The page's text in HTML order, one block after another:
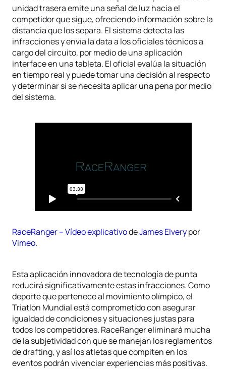
unidad trasera emite una señal de luz hacia el
competidor que sigue, ofreciendo información sobre la
distancia que los separa. El sistema detecta las
infracciones y envía la data a los oficiales técnicos a
cargo del circuito, por medio de una aplicación
interface en una tableta. El oficial evalúa la situación
en tiempo real y puede tomar una decisión al respecto
y determinar si se necesita aplicar una pena por medio
del sistema.
RaceRanger – Vídeo explicativodeJames Elverypor
Vimeo.
Esta aplicación innovadora de tecnología de punta
reducirá significativamente estas infracciones. Como
deporte que pertenece al movimiento olímpico, el
Triatlón Mundial está comprometido con asegurar
igualdad de condiciones y situaciones justas para
todos los competidores. RaceRanger eliminará mucha
de la subjetividad con que se manejan los reglamentos
de drafting, y así los atletas que compiten en los
eventos podrán vivenciar experiencias más positivas.